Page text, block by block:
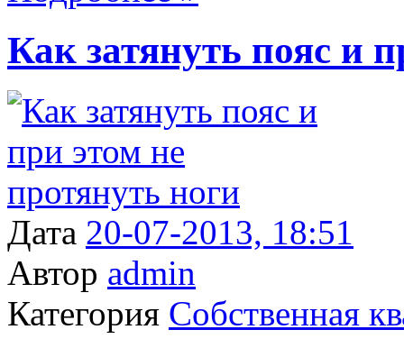
Как затянуть пояс и
Дата 20-07-2013, 18:51
Автор admin
Категория Собственная